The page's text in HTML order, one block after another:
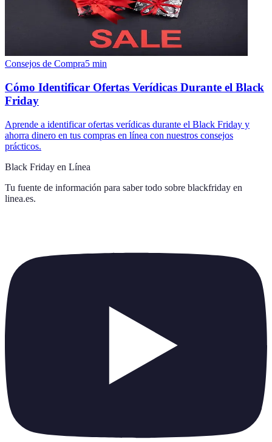
Consejos de Compra5 min
Cómo Identificar Ofertas Verídicas Durante el Black
Friday
Aprende a identificar ofertas verídicas durante el Black Friday y
ahorra dinero en tus compras en línea con nuestros consejos
prácticos.
Black Friday en Línea
Tu fuente de información para saber todo sobre blackfriday en
linea.es.